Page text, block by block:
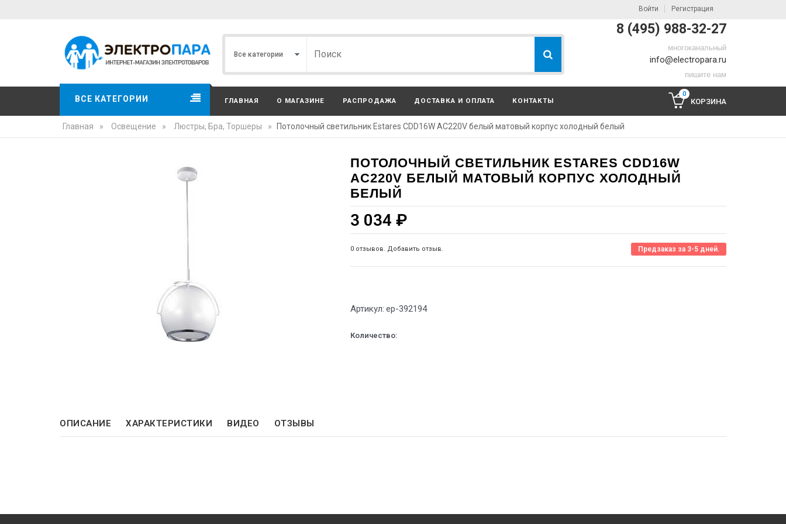
Войти Регистрация
8 (495) 988-32-27
многоканальный
info@electropara.ru
пишите нам
ВСЕ КАТЕГОРИИ ГЛАВНАЯ О МАГАЗИНЕ РАСПРОДАЖА ДОСТАВКА И ОПЛАТА КОНТАКТЫ
0
КОРЗИНА
Главная » Освещение » Люстры, Бра, Торшеры » Потолочный светильник Estares CDD16W AC220V белый матовый корпус холодный белый
ПОТОЛОЧНЫЙ СВЕТИЛЬНИК ESTARES CDD16W
AC220V БЕЛЫЙ МАТОВЫЙ КОРПУС ХОЛОДНЫЙ
БЕЛЫЙ
3 034 ₽
0 отзывов. Добавить отзыв. Предзаказ за 3-5 дней.
Артикул: ep-392194
Количество:
ОПИСАНИЕ ХАРАКТЕРИСТИКИ ВИДЕО ОТЗЫВЫ